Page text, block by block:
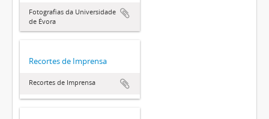
Fotografias da Universidade
de Évora
Recortes de Imprensa
Recortes de Imprensa